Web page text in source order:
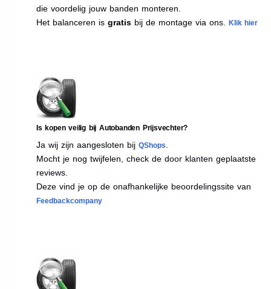
die voordelig jouw banden monteren.
Het balanceren is gratis bij de montage via ons. Klik hier
Is kopen veilig bij Autobanden Prijsvechter?
Ja wij zijn aangesloten bij QShops
Mocht je nog twijfelen, check de door klanten geplaatste
reviews.
Deze vind je op de onafhankelijke beoordelingssite van
Feedbackcompany